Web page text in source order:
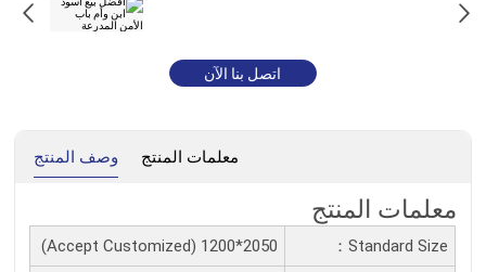
اتصل بنا الآن
وصف المنتج معلمات المنتج
معلمات المنتج
Standard Size：
2050*1200 (Accept Customized)